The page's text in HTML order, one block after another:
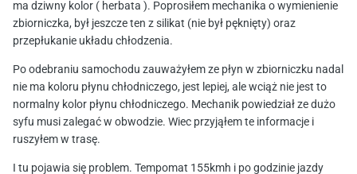
ma dziwny kolor ( herbata ). Poprosiłem mechanika o wymienienie
zbiorniczka, był jeszcze ten z silikat (nie był pęknięty) oraz
przepłukanie układu chłodzenia.
Po odebraniu samochodu zauważyłem ze płyn w zbiorniczku nadal
nie ma koloru płynu chłodniczego, jest lepiej, ale wciąż nie jest to
normalny kolor płynu chłodniczego. Mechanik powiedział ze dużo
syfu musi zalegać w obwodzie. Wiec przyjąłem te informacje i
ruszyłem w trasę.
I tu pojawia się problem. Tempomat 155kmh i po godzinie jazdy